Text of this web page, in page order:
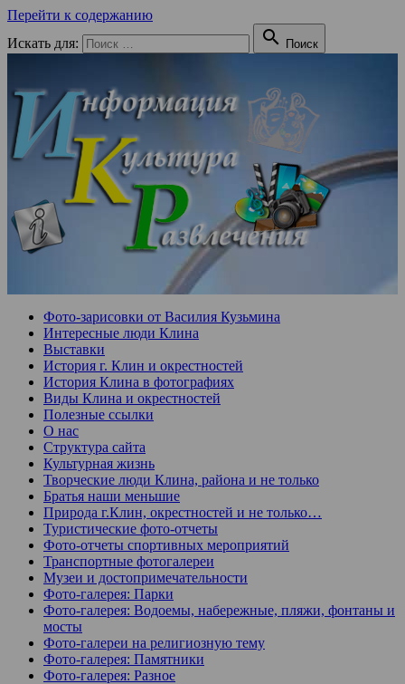
Перейти к содержанию
Искать для:
 Поиск
Фото-зарисовки от Василия Кузьмина
Интересные люди Клина
Выставки
История г. Клин и окрестностей
История Клина в фотографиях
Виды Клина и окрестностей
Полезные ссылки
О нас
Структура сайта
Культурная жизнь
Творческие люди Клина, района и не только
Братья наши меньшие
Природа г.Клин, окрестностей и не только…
Туристические фото-отчеты
Фото-отчеты спортивных мероприятий
Транспортные фотогалереи
Музеи и достопримечательности
Фото-галерея: Парки
Фото-галерея: Водоемы, набережные, пляжи, фонтаны и
мосты
Фото-галереи на религиозную тему
Фото-галерея: Памятники
Фото-галерея: Разное